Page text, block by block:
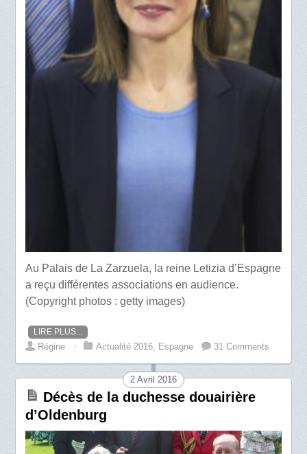
Au Palais de La Zarzuela, la reine Letizia d’Espagne
a reçu différentes associations en audience.
(Copyright photos : getty images)
LIRE PLUS...
Régine ⋅ Actualité 2016 Espagne 31 Comments
2 Avril 2016
Décès de la duchesse douairière
d’Oldenburg